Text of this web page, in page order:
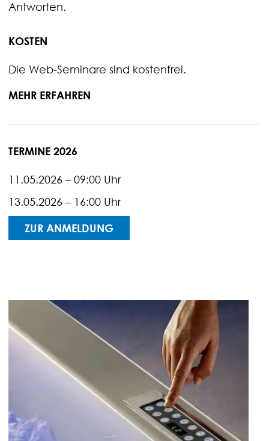
Antworten.
KOSTEN
Die Web-Seminare sind kostenfrei.
MEHR ERFAHREN
TERMINE 2026
11.05.2026 – 09:00 Uhr
13.05.2026 – 16:00 Uhr
ZUR ANMELDUNG